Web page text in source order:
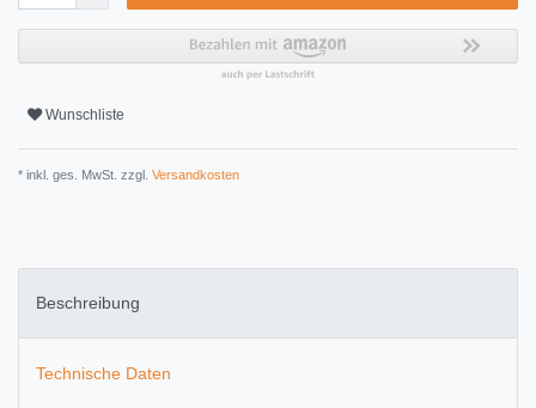
Wunschliste
* inkl. ges. MwSt. zzgl. Versandkosten
Beschreibung
Technische Daten